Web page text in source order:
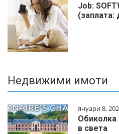
Job:
(заплата:
Недвижими имоти
януари 8,
в света